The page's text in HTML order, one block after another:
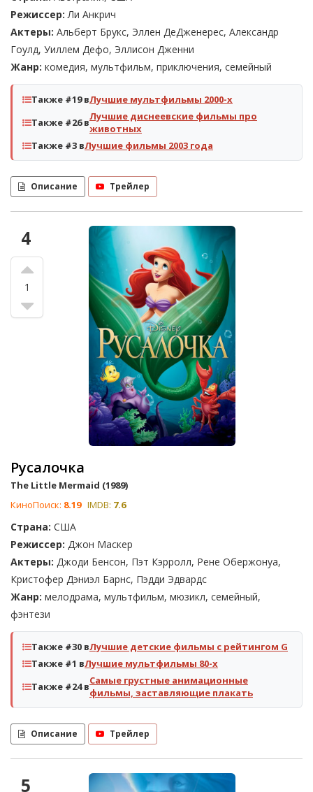
Режиссер: Ли Анкрич
Актеры: Альберт Брукс, Эллен ДеДженерес, Александр
Гоулд, Уиллем Дефо, Эллисон Дженни
Жанр: комедия, мультфильм, приключения, семейный
Также #19 вЛучшие мультфильмы 2000-х
Также #26 вЛучшие диснеевские фильмы про
животных
Также #3 вЛучшие фильмы 2003 года
Описание Трейлер
4
1
Русалочка
The Little Mermaid (1989)
КиноПоиск: 8.19 IMDB: 7.6
Страна: США
Режиссер: Джон Маскер
Актеры: Джоди Бенсон, Пэт Кэрролл, Рене Обержонуа,
Кристофер Дэниэл Барнс, Пэдди Эдвардс
Жанр: мелодрама, мультфильм, мюзикл, семейный,
фэнтези
Также #30 вЛучшие детские фильмы с рейтингом G
Также #1 вЛучшие мультфильмы 80-х
Также #24 вСамые грустные анимационные
фильмы, заставляющие плакать
Описание Трейлер
5